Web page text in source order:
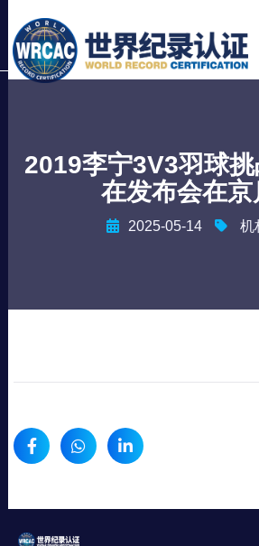
2019李宁3V3羽球
在发布会在京
2025-05-14 机